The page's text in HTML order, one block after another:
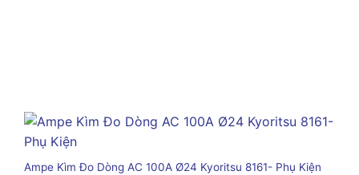
Ampe Kìm Đo Dòng AC 100A Ø24 Kyoritsu 8161- Phụ Kiện